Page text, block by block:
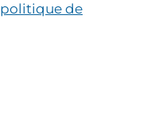
politique de